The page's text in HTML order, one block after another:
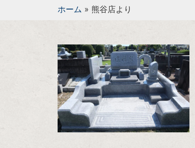
ホーム » 熊谷店より